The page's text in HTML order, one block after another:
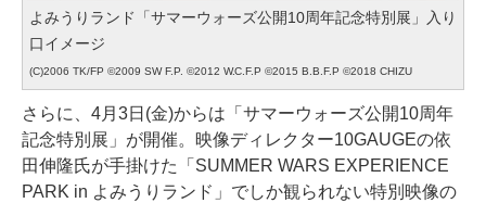
よみうりランド「サマーウォーズ公開10周年記念特別展」入り
口イメージ
(C)2006 TK/FP ©2009 SW F.P. ©2012 W.C.F.P ©2015 B.B.F.P ©2018 CHIZU
さらに、4月3日(金)からは「サマーウォーズ公開10周年
記念特別展」が開催。映像ディレクター10GAUGEの依
田伸隆氏が手掛けた「SUMMER WARS EXPERIENCE
PARK in よみうりランド」でしか観られない特別映像の